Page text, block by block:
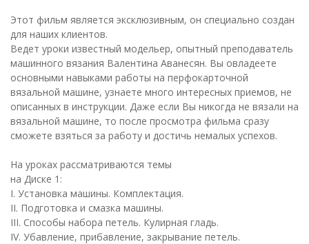
Этот фильм является эксклюзивным, он специально создан
для наших клиентов.
Ведет уроки известный модельер, опытный преподаватель
машинного вязания Валентина Аванесян. Вы овладеете
основными навыками работы на перфокарточной
вязальной машине, узнаете много интересных приемов, не
описанных в инструкции. Даже если Вы никогда не вязали на
вязальной машине, то после просмотра фильма сразу
сможете взяться за работу и достичь немалых успехов.
На уроках рассматриваются темы
на Диске 1:
I. Установка машины. Комплектация.
II. Подготовка и смазка машины.
III. Способы набора петель. Кулирная гладь.
IV. Убавление, прибавление, закрывание петель.